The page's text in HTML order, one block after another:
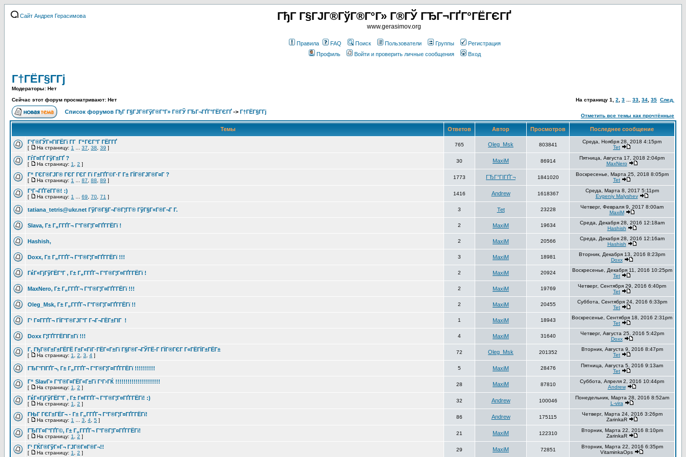
Сайт Андрея Герасимова ГђГ Г§ГЈГ®ГўГ®Г°Г» Г®ГЎ ГЂГ¬ГҐГ°ГЁГЄГҐ
www.gerasimov.org
Правила FAQ Поиск Пользователи Группы
Регистрация
Профиль
Войти и проверить личные сообщения Вход
Г†ГЁГ§Г­Гј
Модераторы: Нет
Сейчас этот форум просматривают: Нет
На страницу 1 2 3 33 34 35 След.
Список форумов ГђГ Г§ГЈГ®ГўГ®Г°Г» Г®ГЎ ГЂГ¬ГҐГ°ГЁГЄГҐ-> Г†ГЁГ§Г­Гј
Отметить все темы как прочтённые
Темы Ответов Автор Просмотров Последнее сообщение
Г‘Г®ГЎГ»ГІГЁГї Г­Г Г“ГЄГ°Г ГЁГ­ГҐ
[ На страницу: 1 37 38 39 ]
765 Oleg_Msk 803841
Среда, Ноября 28, 2018 4:15pm
Tet
ГѓГ¤ГҐ ГўГ±ГҐ ?
[ На страницу: 1 2 ]
30 MaxiM 86914
Пятница, Августа 17, 2018 2:04pm
MaxNero
Г“ ГЄГ®ГЈГ® ГЄГ ГЄГ Гї Г±ГҐГ©Г·Г Г± ГЇГ®ГЈГ®Г¤Г ?
[ На страницу: 1 87 88 89 ]
1773 ГЂГ°ГІГҐГ¬ 1841020
Воскресенье, Марта 25, 2018 8:05pm
Tet
Г‘Г¬ГҐГёГ­Г®! :)
[ На страницу: 1 69 70 71 ]
1416 Andrew 1618367
Среда, Марта 8, 2017 5:11pm
Evgeniy Malyshev
tatiana_tetris@ukr.net ГўГ®Г§Г¬Г®Г¦Г­Г® ГўГ§Г«Г®Г¬Г Г­. 3 Tet 23228
Четверг, Февраля 9, 2017 8:00am
MaxiM
Slava, Г± Г„Г­ГҐГ¬ Г°Г®Г¦Г¤ГҐГ­ГЁГї ! 2 MaxiM 19634
Среда, Декабря 28, 2016 12:18am
Hashish
Hashish, 2 MaxiM 20566
Среда, Декабря 28, 2016 12:16am
Hashish
Doxx, Г± Г„Г­ГҐГ¬ Г°Г®Г¦Г¤ГҐГ­ГЁГї !!! 3 MaxiM 18981
Вторник, Декабря 13, 2016 8:23pm
Doxx
ГќГ«ГјГўГЁГ°Г , Г± Г„Г­ГҐГ¬ Г°Г®Г¦Г¤ГҐГ­ГЁГї ! 2 MaxiM 20924
Воскресенье, Декабря 11, 2016 10:25pm
Tet
MaxNero, Г± Г„Г­ГҐГ¬ Г°Г®Г¦Г¤ГҐГ­ГЁГї !!! 2 MaxiM 19769
Четверг, Сентября 29, 2016 6:40pm
Tet
Oleg_Msk, Г± Г„Г­ГҐГ¬ Г°Г®Г¦Г¤ГҐГ­ГЁГї !! 2 MaxiM 20455
Суббота, Сентября 24, 2016 6:33pm
Tet
Г‘ Г¤Г­ГҐГ¬ ГЇГ°Г®ГЈГ°Г Г¬Г¬ГЁГ±ГІГ ! 1 MaxiM 18943
Воскресенье, Сентября 18, 2016 2:31pm
Tet
Doxx Г¦ГҐГ­ГЁГІГ±Гї !!! 4 MaxiM 31640
Четверг, Августа 25, 2016 5:42pm
Doxx
Г‚ ГђГ®Г±Г±ГЁГЁ Г±Г«ГіГ·ГЁГ«Г±Гї Г§Г®Г¬ГЎГЁ-Г ГЇГ®ГЄГ Г«ГЁГЇГ±ГЁГ±
[ На страницу: 1 2 3 4 ]
72 Oleg_Msk 201352
Вторник, Августа 9, 2016 8:47pm
Tet
ГЂГ°ГІГҐГ¬, Г± Г„Г­ГҐГ¬ Г°Г®Г¦Г¤ГҐГ­ГЁГї !!!!!!!!!! 5 MaxiM 28476
Пятница, Августа 5, 2016 9:13am
Tet
Г“ SlavГ» Г°Г®Г¤ГЁГ«Г±Гї Г‘Г›ГЌ !!!!!!!!!!!!!!!!!!!!!!
[ На страницу: 1 2 ]
28 MaxiM 87810
Суббота, Апреля 2, 2016 10:44pm
Andrew
ГќГ«ГјГўГЁГ°Г , Г± Г¤Г­ГҐГ¬ Г°Г®Г¦Г¤ГҐГ­ГЁГї! :)
[ На страницу: 1 2 ]
32 Andrew 100046
Понедельник, Марта 28, 2016 8:52am
L-vira
ГЊГ ГЄГ±ГЁГ¬ - Г± Г„Г­ГҐГ¬ Г°Г®Г¦Г¤ГҐГ­ГЁГї!
[ На страницу: 1 3 4 5 ]
86 Andrew 175115
Четверг, Марта 24, 2016 3:26pm
ZarinkaR
ГЂГ­Г¤Г°ГҐГ©, Г± Г„Г­ГҐГ¬ Г°Г®Г¦Г¤ГҐГ­ГЁГї!
[ На страницу: 1 2 ]
21 MaxiM 122310
Вторник, Марта 22, 2016 8:10pm
ZarinkaR
Г‘ ГЌГ®ГўГ»Г¬ ГЈГ®Г¤Г®Г¬!!
[ На страницу: 1 2 ]
29 MaxiM 72851
Вторник, Марта 22, 2016 6:35pm
VitaminkaOps